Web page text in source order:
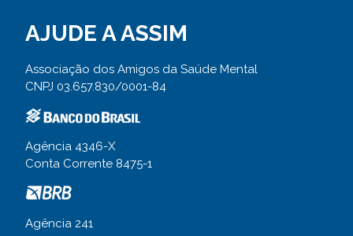
AJUDE A ASSIM
Associação dos Amigos da Saúde Mental
CNPJ 03.657.830/0001-84
Agência 4346-X
Conta Corrente 8475-1
Agência 241